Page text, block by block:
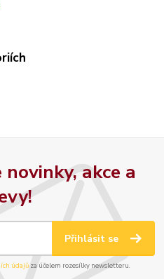
akce a
Přihlásit se
údajůza účelem rozesílky newsletteru.